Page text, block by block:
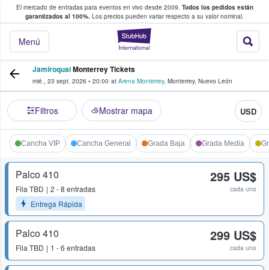
El mercado de entradas para eventos en vivo desde 2009. Todos los pedidos están
garantizados al 100%. Los precios pueden variar respecto a su valor nominal.
StubHub:
Menú
y venta de entradas entre fans
JamiroquaiMonterrey Tickets
mié., 23 sept. 2026 • 20:00 at Arena Monterrey, Monterrey, Nuevo León
Filtros Mostrar mapa USD
Cancha VIP Cancha General Grada Baja Grada Media
Palco 410
Fila TBD
2 - 8 entradas
Entrega Rápida
295 US$
cada uno
Palco 410
Fila TBD 1 - 6 entradas
299 US$
cada uno